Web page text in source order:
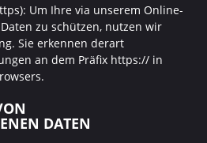
Um Ihre via unserem Online-
zu schützen, nutzen wir
Sie erkennen derart
an dem Präfix https:// in
DATEN